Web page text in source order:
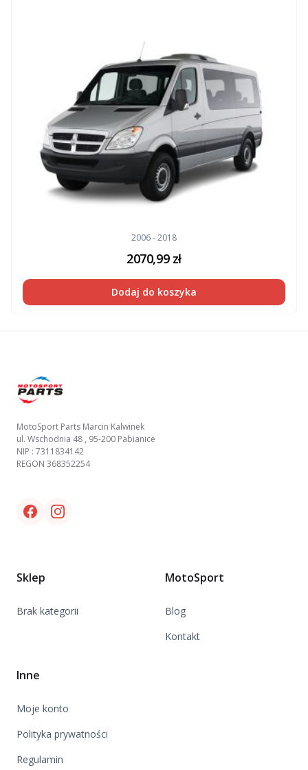
2006 - 2018
2070,99 zł
Dodaj do koszyka
MotoSport Parts Marcin Kalwinek
ul. Wschodnia 48 , 95-200 Pabianice
NIP : 7311834142
REGON 368352254
Facebook link
Instagram link
Sklep
Brak kategorii
MotoSport
Blog
Kontakt
Inne
Moje konto
Polityka prywatności
Regulamin